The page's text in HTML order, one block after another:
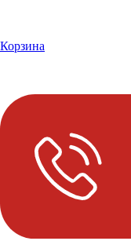
Корзина